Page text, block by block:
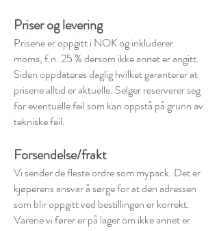
Priser og levering
Prisene er oppgitt i NOK og inkluderer
moms, f.n. 25 % dersom ikke annet er angitt.
Siden oppdateres daglig hvilket garanterer at
prisene alltid er aktuelle. Selger reserverer seg
for eventuelle feil som kan oppstå på grunn av
tekniske feil.
Forsendelse/frakt
Vi sender de fleste ordre som mypack. Det er
kjøperens ansvar å sørge for at den adressen
som blir oppgitt ved bestillingen er korrekt.
Varene vi fører er på lager om ikke annet er